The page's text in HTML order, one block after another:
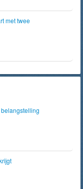
met twee